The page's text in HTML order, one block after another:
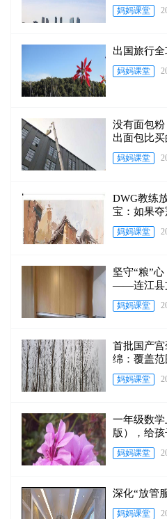
妈妈课堂
出国旅行
妈妈课堂
没有面包
出面包比
妈妈课堂
DWG教练
宝：如果
妈妈课堂
坚守“粮”
——连江县
妈妈课堂
首批国产
绵：覆盖
妈妈课堂
一年级数
版），给
妈妈课堂
深化“放管
妈妈课堂